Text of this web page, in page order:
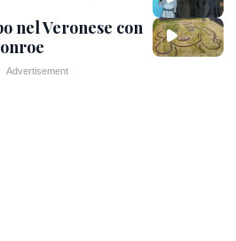
nel Veronese con